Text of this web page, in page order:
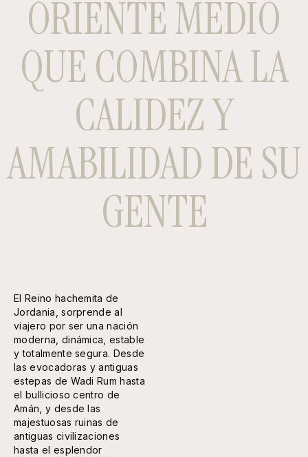
ORIENTE MEDIO
QUE COMBINA LA
CALIDEZ Y
AMABILIDAD DE SU
GENTE
El Reino hachemita de
Jordania, sorprende al
viajero por ser una nación
moderna, dinámica, estable
y totalmente segura. Desde
las evocadoras y antiguas
estepas de Wadi Rum hasta
el bullicioso centro de
Amán, y desde las
majestuosas ruinas de
antiguas civilizaciones
hasta el esplendor